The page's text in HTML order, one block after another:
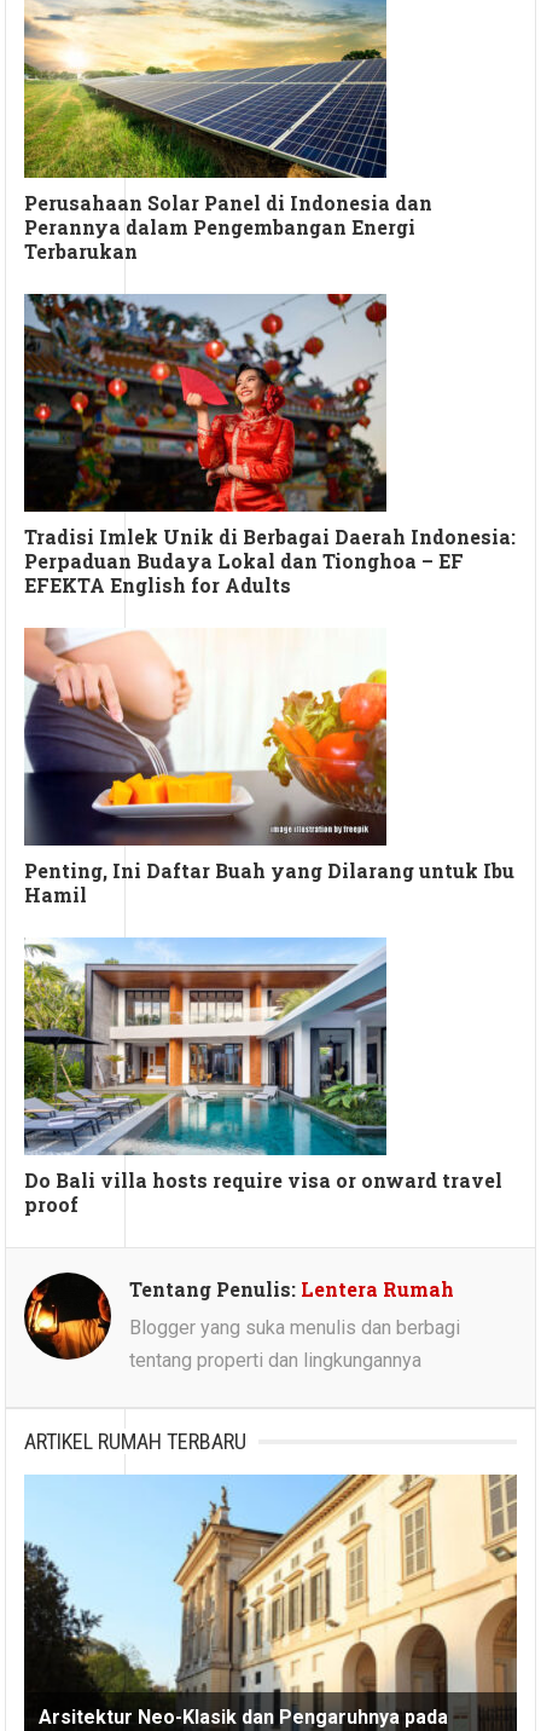
Perusahaan Solar Panel di Indonesia dan
Perannya dalam Pengembangan Energi
Terbarukan
Tradisi Imlek Unik di Berbagai Daerah Indonesia:
Perpaduan Budaya Lokal dan Tionghoa – EF
EFEKTA English for Adults
Penting, Ini Daftar Buah yang Dilarang untuk Ibu
Hamil
Do Bali villa hosts require visa or onward travel
proof
Tentang Penulis: Lentera Rumah
Blogger yang suka menulis dan berbagi
tentang properti dan lingkungannya
ARTIKEL RUMAH TERBARU
Arsitektur Neo-Klasik dan Pengaruhnya pada